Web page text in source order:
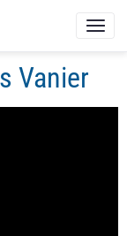
Vanier